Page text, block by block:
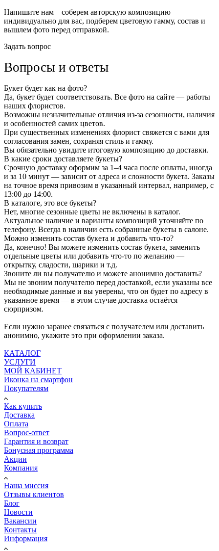
Напишите нам – соберем авторскую композицию
индивидуально для вас, подберем цветовую гамму, состав и
вышлем фото перед отправкой.
Задать вопрос
Вопросы и ответы
Букет будет как на фото?
Да, букет будет соответствовать. Все фото на сайте — работы
наших флористов.
Возможны незначительные отличия из-за сезонности, наличия
и особенностей самих цветов.
При существенных изменениях флорист свяжется с вами для
согласования замен, сохраняя стиль и гамму.
Вы обязательно увидите итоговую композицию до доставки.
В какие сроки доставляете букеты?
Срочную доставку оформим за 1–4 часа после оплаты, иногда
и за 10 минут — зависит от адреса и сложности букета. Заказы
на точное время привозим в указанный интервал, например, с
13:00 до 14:00.
В каталоге, это все букеты?
Нет, многие сезонные цветы не включены в каталог.
Актуальное наличие и варианты композиций уточняйте по
телефону. Всегда в наличии есть собранные букеты в салоне.
Можно изменить состав букета и добавить что-то?
Да, конечно! Вы можете изменить состав букета, заменить
отдельные цветы или добавить что-то по желанию —
открытку, сладости, шарики и т.д.
Звоните ли вы получателю и можете анонимно доставить?
Мы не звоним получателю перед доставкой, если указаны все
необходимые данные и вы уверены, что он будет по адресу в
указанное время — в этом случае доставка остаётся
сюрпризом.
Если нужно заранее связаться с получателем или доставить
анонимно, укажите это при оформлении заказа.
КАТАЛОГ
УСЛУГИ
МОЙ КАБИНЕТ
Иконка на смартфон
Покупателям
Как купить
Доставка
Оплата
Вопрос-ответ
Гарантия и возврат
Бонусная программа
Акции
Компания
Наша миссия
Отзывы клиентов
Блог
Новости
Вакансии
Контакты
Информация